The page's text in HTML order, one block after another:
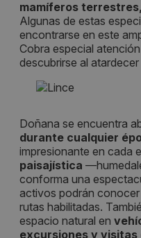
mamíferos
Algunas de estas
encontrarse en este
Cobra especial atención
descubrirse al
Doñana se encuentra
durante cualquier
impresionante en cada
paisajística
conforma una
activos podrán
rutas habilitadas.
espacio natural en
excursiones y visitas